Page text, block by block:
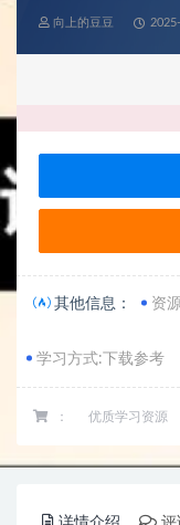
向上的豆豆
其他信息： 资
学习方式:下载参考
： 优质学习资源